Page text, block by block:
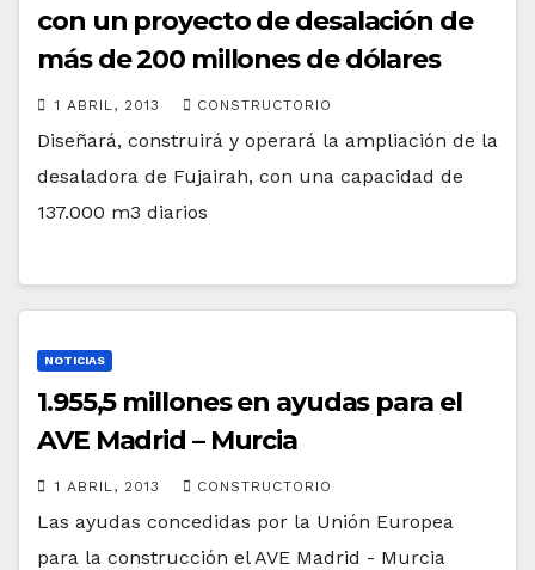
con un proyecto de desalación de
más de 200 millones de dólares
1 ABRIL, 2013 CONSTRUCTORIO
Diseñará, construirá y operará la ampliación de la
desaladora de Fujairah, con una capacidad de
137.000 m3 diarios
NOTICIAS
1.955,5 millones en ayudas para el
AVE Madrid – Murcia
1 ABRIL, 2013 CONSTRUCTORIO
Las ayudas concedidas por la Unión Europea
para la construcción el AVE Madrid - Murcia